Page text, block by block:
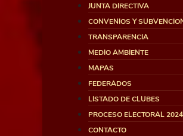
JUNTA DIRECTIVA
CONVENIOS Y
TRANSPARENCIA
MEDIO AMBIENTE
MAPAS
FEDERADOS
LISTADO DE CLUBES
PROCESO ELECTORAL 2024
CONTACTO